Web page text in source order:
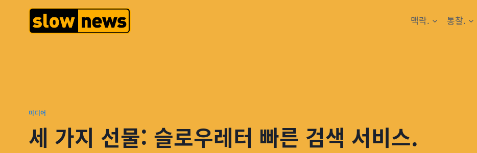
맥락. 통찰.
미디어
세 가지 선물: 슬로우레터 빠른 검색 서비스.